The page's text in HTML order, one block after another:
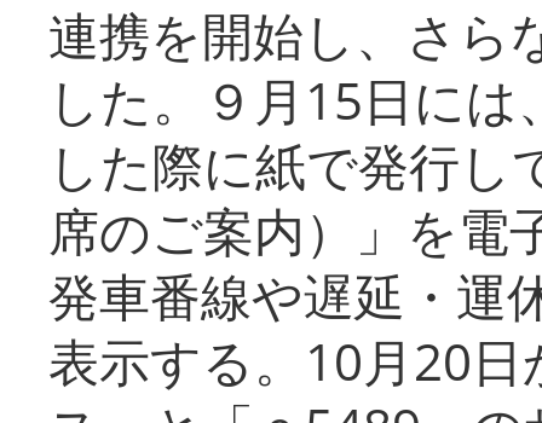
連携を開始し、さら
した。９月15日に
した際に紙で発行し
席のご案内）」を電
発車番線や遅延・運
表示する。10月20